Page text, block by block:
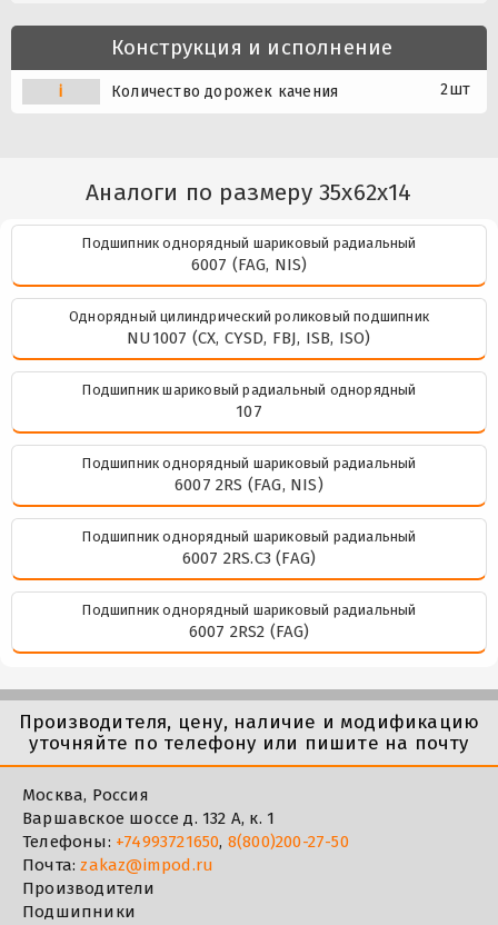
Конструкция и исполнение
i Количество дорожек качения 2шт
Аналоги по размеру 35x62x14
Подшипник однорядный шариковый радиальный
6007 (FAG, NIS)
Однорядный цилиндрический роликовый подшипник
NU1007 (CX, CYSD, FBJ, ISB, ISO)
Подшипник шариковый радиальный однорядный
107
Подшипник однорядный шариковый радиальный
6007 2RS (FAG, NIS)
Подшипник однорядный шариковый радиальный
6007 2RS.C3 (FAG)
Подшипник однорядный шариковый радиальный
6007 2RS2 (FAG)
Производителя, цену, наличие и модификацию
уточняйте по телефону или пишите на почту
Москва, Россия
Варшавское шоссе д. 132 А, к. 1
Телефоны: +74993721650, 8(800)200-27-50
Почта:zakaz@impod.ru
Производители
Подшипники